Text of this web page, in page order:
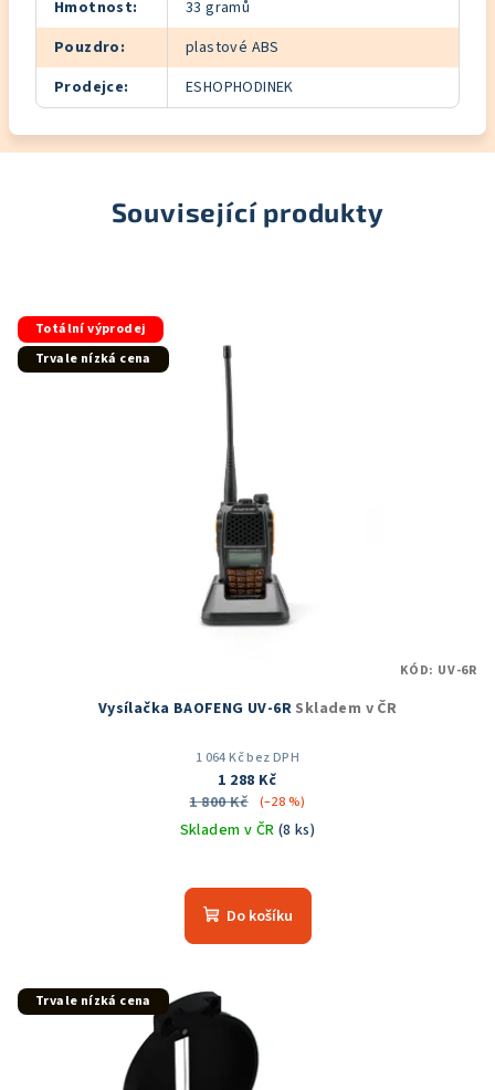
Hmotnost:
33 gramů
Pouzdro:
plastové ABS
Prodejce: ESHOPHODINEK
Související produkty
Totální výprodej
Trvale nízká cena
Vysílačka BAOFENG UV-6R Skladem v ČR
1 064 Kč bez DPH
1 288 Kč
1 800 Kč
(–28 %)
Skladem v ČR (8 ks)
hodnocení
produktu
hvězdiček.
Do košíku
KÓD: UV-6R
Trvale nízká cena